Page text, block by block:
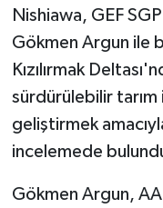
Nishiawa, GEF
Gökmen Argun ile
Kızılırmak
sürdürülebilir tarım
geliştirmek
incelemede
Gökmen Argun,